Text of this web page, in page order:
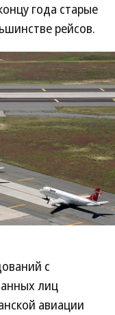
года старые
рейсов.
с
лиц
авиации